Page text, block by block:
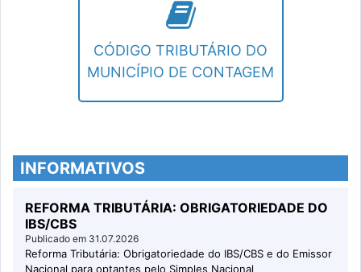
CÓDIGO TRIBUTÁRIO DO
MUNICÍPIO DE CONTAGEM
Download do Código Tributário do
Município de Contagem.
INFORMATIVOS
REFORMA TRIBUTÁRIA: OBRIGATORIEDADE DO
IBS/CBS
Publicado em 31.07.2026
Reforma Tributária: Obrigatoriedade do IBS/CBS e do Emissor
Nacional para optantes pelo Simples Nacional